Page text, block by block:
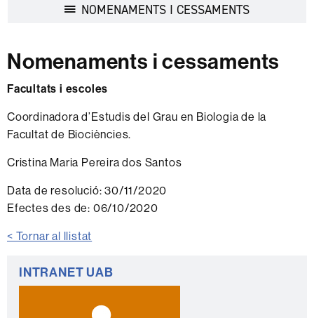
Barcelona
NOMENAMENTS I CESSAMENTS
Nomenaments i cessaments
Facultats i escoles
Coordinadora d’Estudis del Grau en Biologia de la
Facultat de Biociències.
Cristina Maria Pereira dos Santos
Data de resolució:30/11/2020
Efectes des de: 06/10/2020
< Tornar al llistat
Informació
complementària
INTRANET UAB